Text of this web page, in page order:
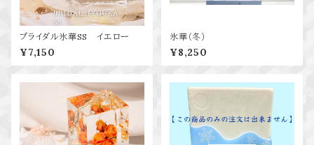
ブライダル氷華SS イエロー
¥7,150
氷華（冬）
¥8,250